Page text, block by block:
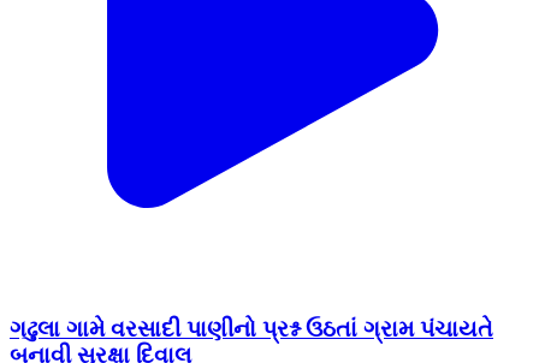
ગઢુલા ગામે વરસાદી પાણીનો પ્રશ્ન ઉઠતાં ગ્રામ પંચાયતે
બનાવી સુરક્ષા દિવાલ